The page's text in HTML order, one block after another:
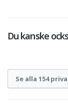
Du kanske
Se alla 154